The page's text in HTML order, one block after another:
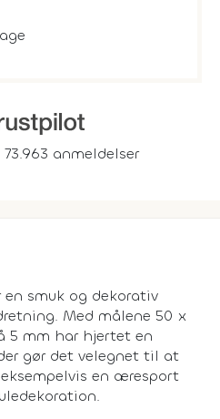
anmeldelser
smuk og dekorativ
Med målene 50 x
5 mm har hjertet en
gør det velegnet til at
en æresport